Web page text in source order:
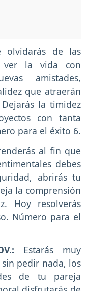
olvidarás de las
ver la vida con
amistades,
que atraerán
la timidez
con tanta
para el éxito 6.
al fin que
debes
abrirás tu
la comprensión
Hoy resolverás
Número para el
Estarás muy
pedir nada, los
de tu pareja